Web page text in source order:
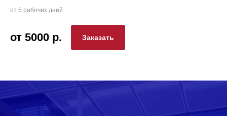
от 5 рабочих дней
от 5000 р. Заказать